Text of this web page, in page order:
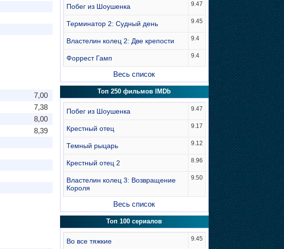
7,00
7,38
8,00
8,39
Побег из Шоушенка 9.47
Терминатор 2: Судный день 9.45
Властелин колец 2: Две крепости 9.4
Форрест Гамп 9.4
Весь список
Топ 250 фильмов IMDb
Побег из Шоушенка 9.47
Крестный отец 9.17
Темный рыцарь 9.12
Крестный отец 2 8.96
Властелин колец 3: Возвращение
Короля
9.50
Весь список
Топ 100 сериалов
Во все тяжкие 9.45